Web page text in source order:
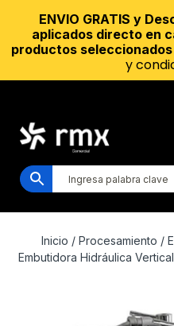
Inicio / Procesamiento /
Embutidora Hidráulica
ENVIO GRATIS y
aplicados directo en
productos seleccionados
y